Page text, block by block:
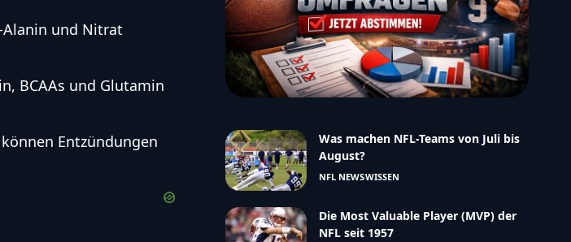
Alanin und Nitrat
BCAAs und Glutamin
Entzündungen
Was machen NFL-Teams von Juli bis
August?
NFL NEWSWISSEN
Die Most Valuable Player (MVP) der
NFL seit 1957